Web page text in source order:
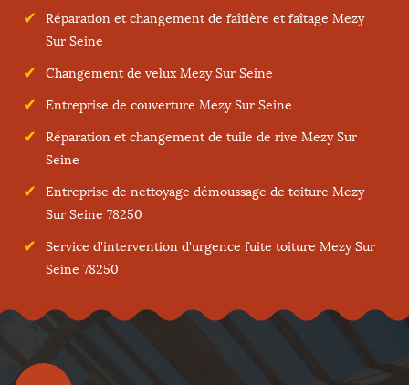
Réparation et changement de faîtière et faîtage Mezy
Sur Seine
Changement de velux Mezy Sur Seine
Entreprise de couverture Mezy Sur Seine
Réparation et changement de tuile de rive Mezy Sur
Seine
Entreprise de nettoyage démoussage de toiture Mezy
Sur Seine 78250
Service d'intervention d'urgence fuite toiture Mezy Sur
Seine 78250